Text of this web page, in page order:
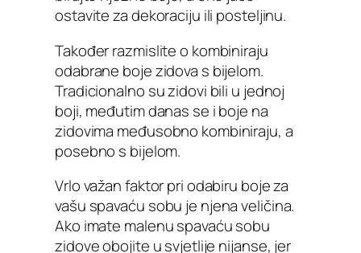
ostavite za dekoraciju ili posteljinu.
Također razmislite o kombiniraju
odabrane boje zidova s bijelom.
Tradicionalno su zidovi bili u jednoj
boji, međutim danas se i boje na
zidovima međusobno kombiniraju, a
posebno s bijelom.
Vrlo važan faktor pri odabiru boje za
vašu spavaću sobu je njena veličina.
Ako imate malenu spavaću sobu
zidove obojite u svjetlije nijanse, jer